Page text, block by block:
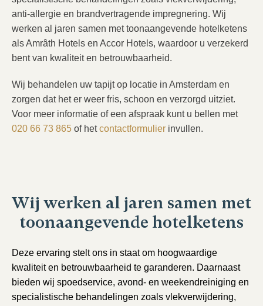
anti-allergie en brandvertragende impregnering. Wij
werken al jaren samen met toonaangevende hotelketens
als Amrâth Hotels en Accor Hotels, waardoor u verzekerd
bent van kwaliteit en betrouwbaarheid.
Wij behandelen uw tapijt op locatie in Amsterdam en
zorgen dat het er weer fris, schoon en verzorgd uitziet.
Voor meer informatie of een afspraak kunt u bellen met
020 66 73 865 of hetcontactformulier invullen.
Wij werken al jaren samen met
toonaangevende hotelketens
Deze ervaring stelt ons in staat om hoogwaardige
kwaliteit en betrouwbaarheid te garanderen. Daarnaast
bieden wij spoedservice, avond- en weekendreiniging en
specialistische behandelingen zoals vlekverwijdering,